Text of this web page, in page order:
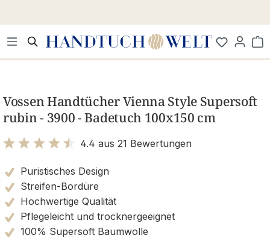
Vossen Handtücher Vienna Style Supersoft
rubin - 3900 - Badetuch 100x150 cm
4.4 aus 21 Bewertungen
Puristisches Design
Streifen-Bordüre
Hochwertige Qualität
Pflegeleicht und trocknergeeignet
100% Supersoft Baumwolle